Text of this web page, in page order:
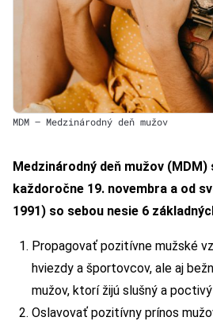
MDM – Medzinárodný deň mužov
Medzinárodný deň mužov (MDM)
každoročne 19. novembra a od
1991) so sebou nesie 6
Propagovať pozitívne mužské
hviezdy a športovcov, ale aj
mužov, ktorí žijú slušný a
Oslavovať pozitívny prínos